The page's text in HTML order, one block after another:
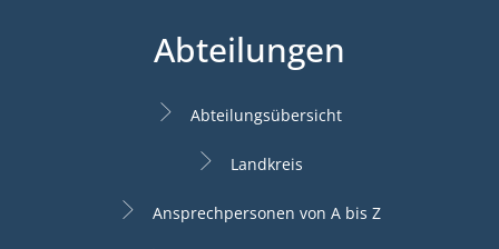
Abteilungen
Abteilungsübersicht
Landkreis
Ansprechpersonen von A bis Z